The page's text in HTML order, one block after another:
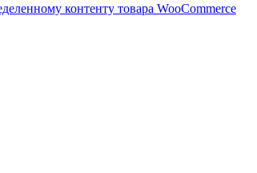
контенту товара WooCommerce